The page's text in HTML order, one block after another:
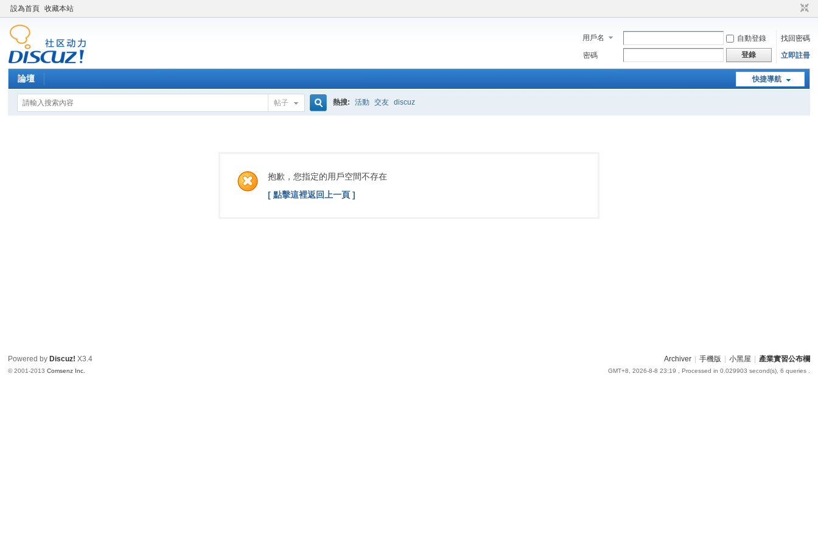
設為首頁 收藏本站
用戶名 自動登錄
找回密碼
密碼
登錄 立即註冊
快捷導航
論壇
帖子
索
熱搜: 活動 交友 discuz
抱歉，您指定的用戶空間不存在
[ 點擊這裡返回上一頁 ]
Archiver 手機版 小黑屋 產業實習公布欄
GMT+8, 2026-8-8 23:19 , Processed in 0.029903 second(s), 6 queries .
Powered by Discuz! X3.4
© 2001-2013Comsenz Inc.